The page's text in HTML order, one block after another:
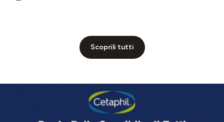
Scoprili tutti